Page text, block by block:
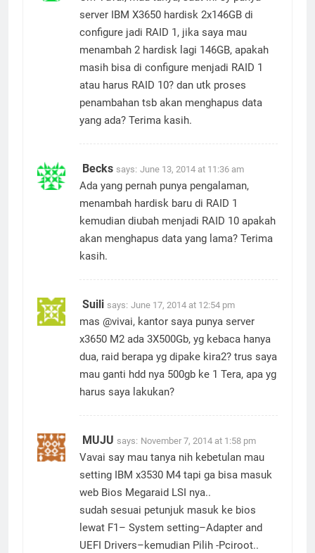
Om Vavai, mau tanya, saat ini sy punya
server IBM X3650 hardisk 2x146GB di
configure jadi RAID 1, jika saya mau
menambah 2 hardisk lagi 146GB, apakah
masih bisa di configure menjadi RAID 1
atau harus RAID 10? dan utk proses
penambahan tsb akan menghapus data
Becks says: June 13, 2014 at 11:36 am
Ada yang pernah punya pengalaman,
menambah hardisk baru di RAID 1
kemudian diubah menjadi RAID 10 apakah
akan menghapus data yang lama? Terima
Suili says: June 17, 2014 at 12:54 pm
mas @vivai, kantor saya punya server
x3650 M2 ada 3X500Gb, yg kebaca hanya
dua, raid berapa yg dipake kira2? trus saya
mau ganti hdd nya 500gb ke 1 Tera, apa yg
MUJU says: November 7, 2014 at 1:58 pm
Vavai say mau tanya nih kebetulan mau
setting IBM x3530 M4 tapi ga bisa masuk
web Bios Megaraid LSI nya..
sudah sesuai petunjuk masuk ke bios
lewat F1– System setting–Adapter and